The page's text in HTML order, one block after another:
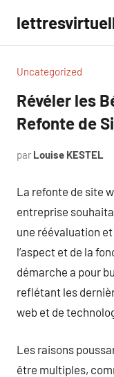
contenu
Uncategorized
Révéler les
Refonte de
par Louise KESTEL
La refonte de site
entreprise
une réévaluation
l’aspect et de la
démarche a pour
reflétant les
web et de
Les raisons
être multiples,